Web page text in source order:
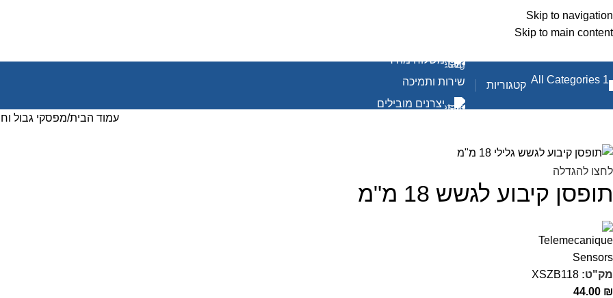
Skip to navigation
Skip to main content
קטגוריות
משלוח מהיר
שירות ותמיכה
יצרנים מובילים
עמוד הבית מפסקי גבול
לחצו להגדלה
תופסן קיבוע לגשש 18 מ"מ
מק"ט: XSZB118
44.00 ₪